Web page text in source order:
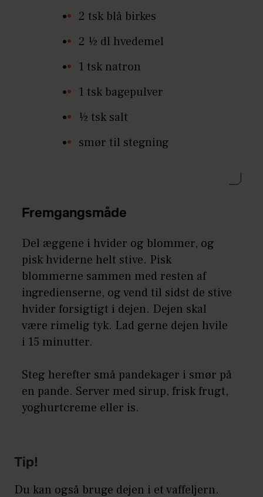
2 tsk blå birkes
2 ½ dl hvedemel
1 tsk natron
1 tsk bagepulver
½ tsk salt
smør til stegning
Fremgangsmåde
Del æggene i hvider og blommer, og
pisk hviderne helt stive. Pisk
blommerne sammen med resten af
ingredienserne, og vend til sidst de stive
hvider forsigtigt i dejen. Dejen skal
være rimelig tyk. Lad gerne dejen hvile
i 15 minutter.
Steg herefter små pandekager i smør på
en pande. Server med sirup, frisk frugt,
yoghurtcreme eller is.
Tip!
Du kan også bruge dejen i et vaffeljern.